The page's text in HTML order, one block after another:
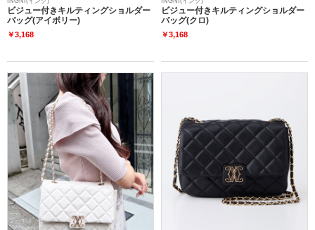
ビジュー付きキルティングショルダー
バッグ(アイボリー)
￥3,168
ビジュー付きキルティングショルダー
バッグ(クロ)
￥3,168